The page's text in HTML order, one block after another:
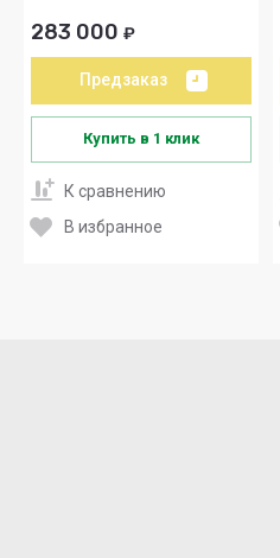
283 000 ₽
Предзаказ
Купить в 1 клик
К сравнению
В избранное